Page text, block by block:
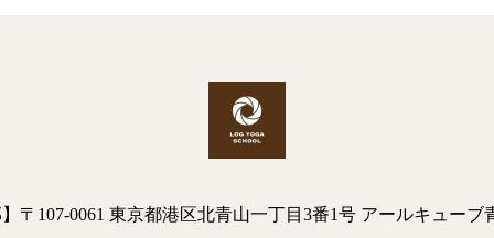
〒107-0061 東京都港区北青山一丁目3番1号 アールキューブ